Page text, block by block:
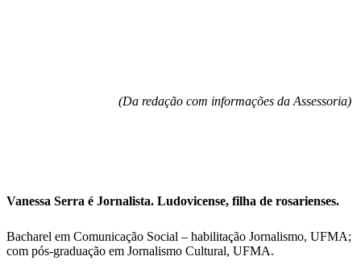
(Da redação com informações da Assessoria)
Vanessa Serra é Jornalista. Ludovicense, filha de rosarienses.
Bacharel em Comunicação Social – habilitação Jornalismo, UFMA;
com pós-graduação em Jornalismo Cultural, UFMA.